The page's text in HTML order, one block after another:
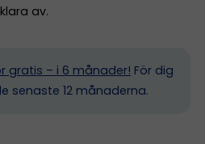
av.
gratis – i 6 månader! För dig
senaste 12 månaderna.